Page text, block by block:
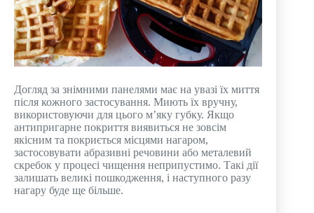
Догляд за знімними панелями має на увазі їх миття
після кожного застосування. Миють їх вручну,
використовуючи для цього м’яку губку. Якщо
антипригарне покриття виявиться не зовсім
якісним та покриється місцями нагаром,
застосовувати абразивні речовини або металевий
скребок у процесі чищення неприпустимо. Такі дії
залишать великі пошкодження, і наступного разу
нагару буде ще більше.